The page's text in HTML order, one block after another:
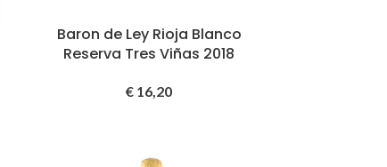
Baron de Ley Rioja Blanco
Reserva Tres Viñas 2018
€ 16,20